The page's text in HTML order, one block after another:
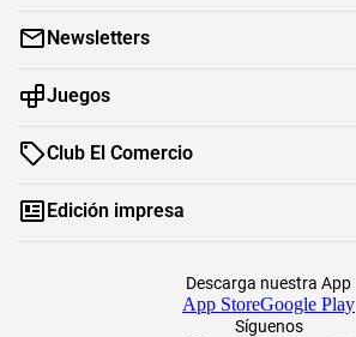
Newsletters
Juegos
Club El Comercio
Edición impresa
Síguenos
Descarga nuestra App
App StoreGoogle Play